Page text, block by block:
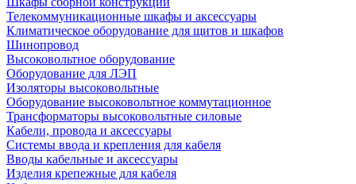
Телекоммуникационные шкафы и аксессуары
Климатическое оборудование для щитов и шкафов
Шинопровод
Высоковольтное оборудование
Оборудование для ЛЭП
Изоляторы высоковольтные
Оборудование высоковольтное коммутационное
Трансформаторы высоковольтные силовые
Кабели, провода и аксессуары
Системы ввода и крепления для кабеля
Вводы кабельные и аксессуары
Изделия крепежные для кабеля